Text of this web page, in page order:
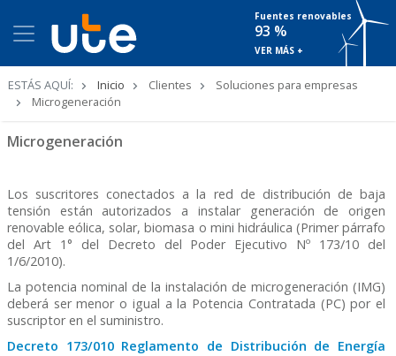
Fuentes renovables
93 %
VER MÁS +
ESTÁS AQUÍ: Inicio Clientes
Soluciones para empresas
Microgeneración
Microgeneración
Los suscritores conectados a la red de distribución de baja
tensión están autorizados a instalar generación de origen
renovable eólica, solar, biomasa o mini hidráulica (Primer párrafo
del Art 1° del Decreto del Poder Ejecutivo Nº 173/10 del
1/6/2010).
La potencia nominal de la instalación de microgeneración (IMG)
deberá ser menor o igual a la Potencia Contratada (PC) por el
suscriptor en el suministro.
Decreto 173/010 Reglamento de Distribución de Energía